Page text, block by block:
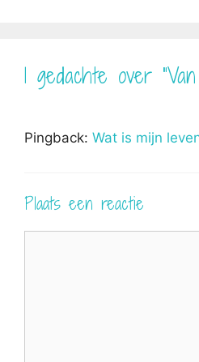
1 gedachte over
Pingback: Wat is mijn
Plaats een reactie